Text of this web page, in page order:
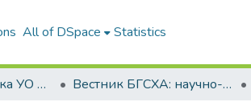
All of DSpace Statistics
Научная периодика УО БГСХА Вестник БГСХА: научно-методический журнал Белорусской государственной сельскохозяйственной академии